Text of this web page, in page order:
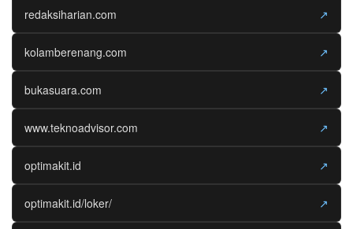
redaksiharian.com ↗
kolamberenang.com ↗
bukasuara.com ↗
www.teknoadvisor.com ↗
optimakit.id ↗
optimakit.id/loker/ ↗